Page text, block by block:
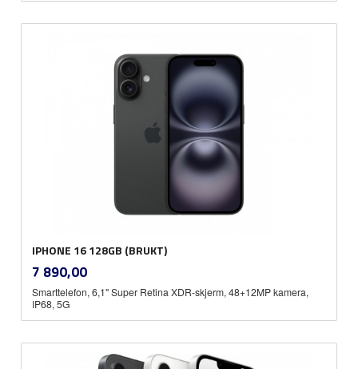
IPHONE 16 128GB (BRUKT)
Pris
7 890,00mva.
Smarttelefon, 6,1" Super Retina XDR-skjerm, 48+12MP kamera,
IP68, 5G